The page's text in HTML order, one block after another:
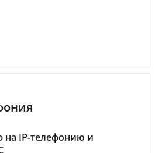
на IP-телефонию и